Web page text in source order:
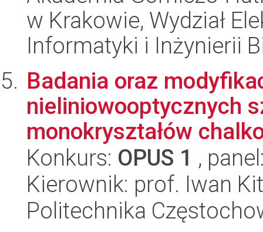
w Krakowie, Wydział
Informatyki i Inżynierii
Badania oraz
nieliniowooptycznych
monokryształów
Konkurs: OPUS 1 ,
Kierownik: prof. Iwan
Politechnika